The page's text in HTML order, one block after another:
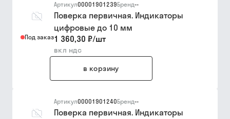
Под заказ
Артикул00001901239Бренд--
Поверка первичная. Индикаторы
цифровые до 10 мм
1 360,30 ₽/шт
вкл ндс
в корзину
Артикул00001901240Бренд--
Поверка первичная. Индикаторы